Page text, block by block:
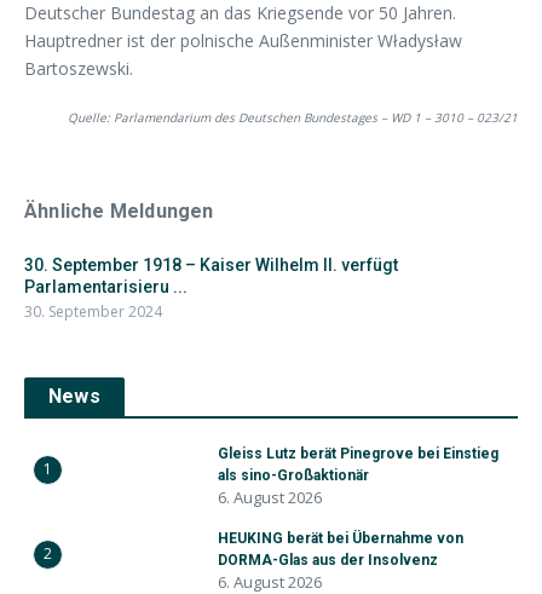
Deutscher Bundestag an das Kriegsende vor 50 Jahren.
Hauptredner ist der polnische Außenminister Władysław
Bartoszewski.
Quelle: Parlamendarium des Deutschen Bundestages – WD 1 – 3010 – 023/21
Ähnliche Meldungen
30. September 1918 – Kaiser Wilhelm II. verfügt
Parlamentarisieru ...
30. September 2024
News
1
Gleiss Lutz berät Pinegrove bei Einstieg
als sino-Großaktionär
6. August 2026
2
HEUKING berät bei Übernahme von
DORMA-Glas aus der Insolvenz
6. August 2026